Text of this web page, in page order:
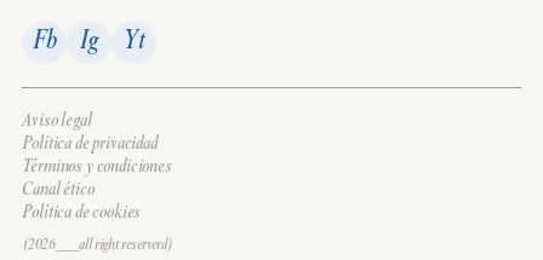
Fb Ig Yt
Aviso legal
Política de privacidad
Términos y condiciones
Canal ético
Política de cookies
(2026___all right reserverd)